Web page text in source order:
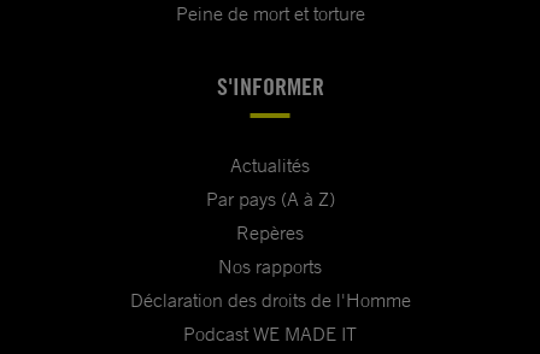
Peine de mort et torture
S'INFORMER
Actualités
Par pays (A à Z)
Repères
Nos rapports
Déclaration des droits de l'Homme
Podcast WE MADE IT